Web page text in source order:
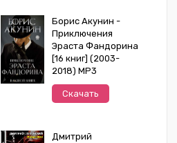
Борис Акунин -
Приключения
Эраста Фандорина
[16 книг] (2003-
2018) МР3
Скачать
Дмитрий